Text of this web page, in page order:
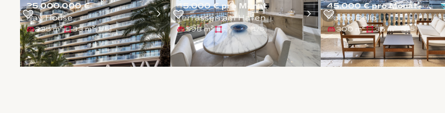
25.000.000 €
Bay House
235 m² 33 m² 1/5
45.000 € pro Monat
Terrassen am Hafen
398 m² - 1/5
45.000 € pro Monat
Porto Bello
300 m² 36 m² 1/5